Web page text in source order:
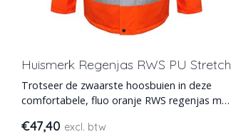
Huismerk Regenjas RWS PU Stretch
Trotseer de zwaarste hoosbuien in deze
comfortabele, fluo oranje RWS regenjas met
€47,40 excl. btw